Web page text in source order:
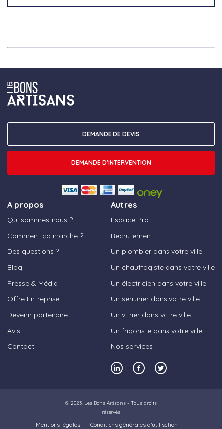
A propos
Qui sommes-nous ?
Comment ça marche ?
Des questions ?
Blog
Presse & Média
Offre Entreprise
Devenir partenaire
Avis
Contact
Autres
Espace Pro
Recrutement
Un plombier dans votre ville
Un chauffagiste dans votre ville
Un électricien dans votre ville
Un serrurier dans votre ville
Un vitrier dans votre ville
Un frigoriste dans votre ville
Nos services
DEMANDE DE DEVIS
DEMANDE D'INTERVENTION
© 2023, Les Bons Artisans - Tous droits
réservés
Mentions légales Conditions générales d’utilisation